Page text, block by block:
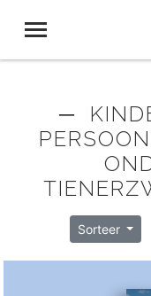
─
Sorteer